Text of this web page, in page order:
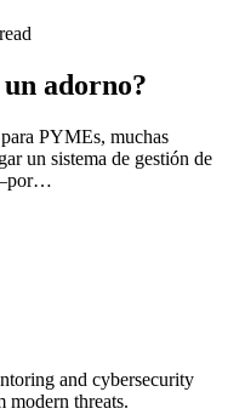
un adorno?
PYMEs, muchas
un sistema de gestión de
and cybersecurity
modern threats.